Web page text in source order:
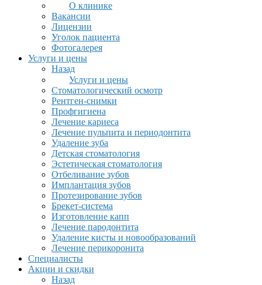
О клинике
Вакансии
Лицензии
Уголок пациента
Фотогалерея
Услуги и цены
Назад
Услуги и цены
Стоматологический осмотр
Рентген-снимки
Профгигиена
Лечение кариеса
Лечение пульпита и периодонтита
Удаление зуба
Детская стоматология
Эстетическая стоматология
Отбеливание зубов
Имплантация зубов
Протезирование зубов
Брекет-система
Изготовление капп
Лечение пародонтита
Удаление кисты и новообразований
Лечение перикоронита
Специалисты
Акции и скидки
Назад